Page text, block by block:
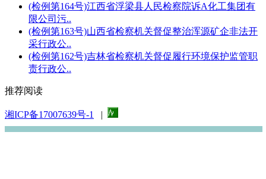
(检例第164号)江西省浮梁县人民检察院诉A化工集团有
限公司污..
(检例第163号)山西省检察机关督促整治浑源矿企非法开
采行政公..
(检例第162号)吉林省检察机关督促履行环境保护监管职
责行政公..
推荐阅读
湘ICP备17007639号-1 |